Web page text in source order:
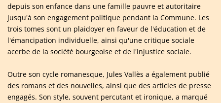
depuis son enfance dans une famille pauvre et autoritaire
jusqu'à son engagement politique pendant la Commune. Les
trois tomes sont un plaidoyer en faveur de l'éducation et de
l'émancipation individuelle, ainsi qu'une critique sociale
acerbe de la société bourgeoise et de l'injustice sociale.
Outre son cycle romanesque, Jules Vallès a également publié
des romans et des nouvelles, ainsi que des articles de presse
engagés. Son style, souvent percutant et ironique, a marqué